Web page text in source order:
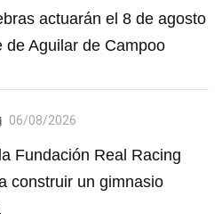
actuarán el 8 de agosto
de Aguilar de Campoo
06/08/2026
Fundación Real Racing
construir un gimnasio